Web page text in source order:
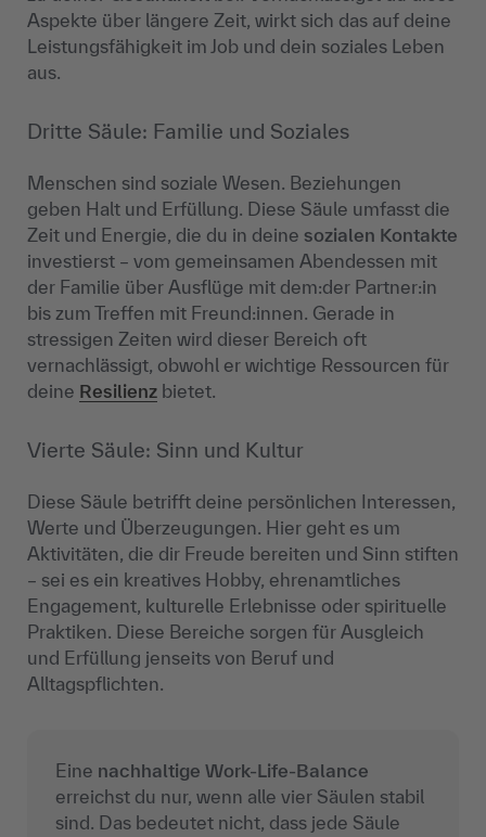
Aspekte über längere Zeit, wirkt sich das auf deine
Leistungsfähigkeit im Job und dein soziales Leben
aus.
Dritte Säule: Familie und Soziales
Menschen sind soziale Wesen. Beziehungen
geben Halt und Erfüllung. Diese Säule umfasst die
Zeit und Energie, die du in deine sozialen Kontakte
investierst – vom gemeinsamen Abendessen mit
der Familie über Ausflüge mit dem:der Partner:in
bis zum Treffen mit Freund:innen. Gerade in
stressigen Zeiten wird dieser Bereich oft
vernachlässigt, obwohl er wichtige Ressourcen für
deine Resilienz bietet.
Vierte Säule: Sinn und Kultur
Diese Säule betrifft deine persönlichen Interessen,
Werte und Überzeugungen. Hier geht es um
Aktivitäten, die dir Freude bereiten und Sinn stiften
– sei es ein kreatives Hobby, ehrenamtliches
Engagement, kulturelle Erlebnisse oder spirituelle
Praktiken. Diese Bereiche sorgen für Ausgleich
und Erfüllung jenseits von Beruf und
Alltagspflichten.
Eine nachhaltige Work-Life-Balance
erreichst du nur, wenn alle vier Säulen stabil
sind. Das bedeutet nicht, dass jede Säule